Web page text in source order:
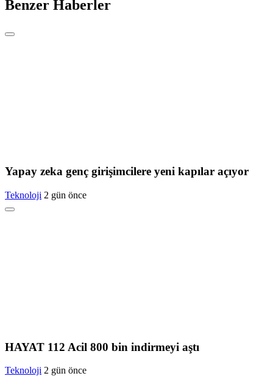
Benzer Haberler
Yapay zeka genç girişimcilere yeni kapılar açıyor
Teknoloji 2 gün önce
HAYAT 112 Acil 800 bin indirmeyi aştı
Teknoloji 2 gün önce